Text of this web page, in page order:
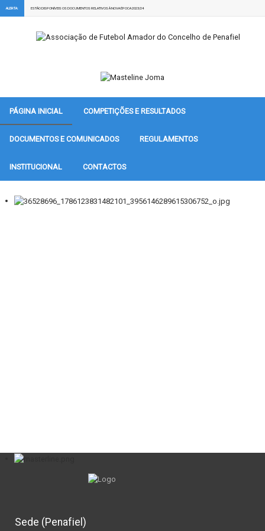
ALERTA: ESTÃO DISPONÍVEIS OS DOCUMENTOS RELATIVOS À NOVA ÉPOCA 2023/24
PÁGINA INICIAL COMPETIÇÕES E RESULTADOS
DOCUMENTOS E COMUNICADOS REGULAMENTOS
INSTITUCIONAL CONTACTOS
Sede (Penafiel)